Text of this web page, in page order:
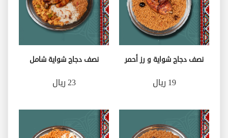
نصف دجاج شواية و رز أحمر
19 ريال
نصف دجاج شواية شامل
23 ريال